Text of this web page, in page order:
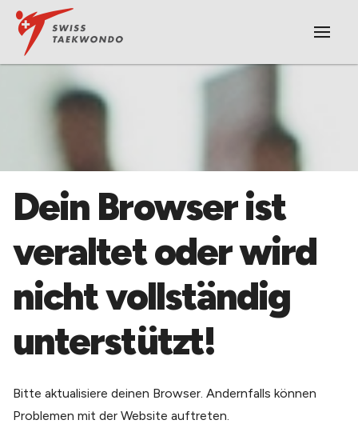
|||
​Dein Browser ist
veraltet oder wird
nicht vollständig
unterstützt!
​Bitte aktualisiere deinen Browser. Andernfalls können
Problemen mit der Website auftreten.